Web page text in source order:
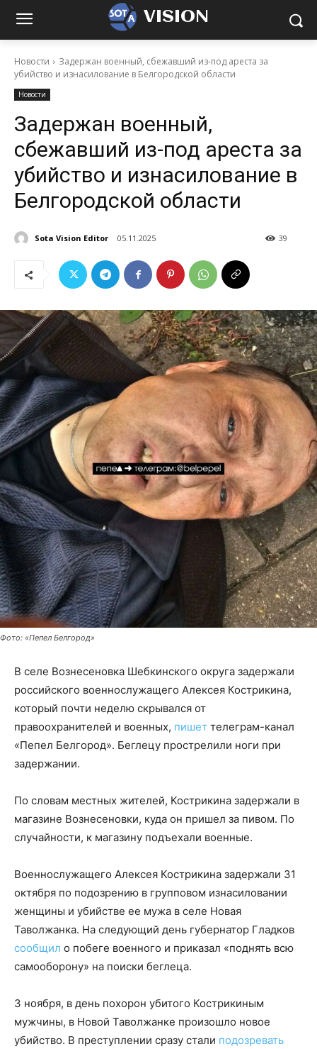
VISION
Новости
Задержан военный, сбежавший из-под ареста за
убийство и изнасилование в Белгородской области
Новости
Задержан военный,
сбежавший из-под ареста за
убийство и изнасилование в
Белгородской области
Sota Vision Editor 05.11.2025 39
Фото: «Пепел Белгород»
В селе Вознесеновка Шебкинского округа задержали
российского военнослужащего Алексея Кострикина,
который почти неделю скрывался от
правоохранителей и военных, пишет телеграм-канал
«Пепел Белгород». Беглецу прострелили ноги при
задержании.
По словам местных жителей, Кострикина задержали в
магазине Вознесеновки, куда он пришел за пивом. По
случайности, к магазину подъехали военные.
Военнослужащего Алексея Кострикина задержали 31
октября по подозрению в групповом изнасиловании
женщины и убийстве ее мужа в селе Новая
Таволжанка. На следующий день губернатор Гладков
сообщил о побеге военного и приказал «поднять всю
самооборону» на поиски беглеца.
3 ноября, в день похорон убитого Кострикиным
мужчины, в Новой Таволжанке произошло новое
убийство. В преступлении сразу стали подозревать